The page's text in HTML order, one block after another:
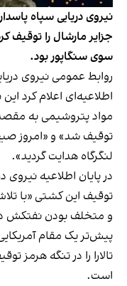
نیروی دریایی سپاه
جزایر مارشال را
سوی سنگاپور بود.
مواد پتروشیمی به
توقیف شد» و «امروز
لنگرگاه هدایت گردید».
در پایان اطلاعیه
توقیف این کشتی «با
و متخلف بودن نفتکش
پیش‌تر یک مقام
تالارا را در تنگه هرمز
است.